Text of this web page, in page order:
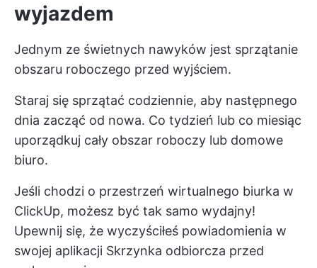
wyjazdem
Jednym ze świetnych nawyków jest sprzątanie
obszaru roboczego przed wyjściem.
Staraj się sprzątać codziennie, aby następnego
dnia zacząć od nowa. Co tydzień lub co miesiąc
uporządkuj cały obszar roboczy lub domowe
biuro.
Jeśli chodzi o przestrzeń wirtualnego biurka w
ClickUp, możesz być tak samo wydajny!
Upewnij się, że wyczyściłeś powiadomienia w
swojej aplikacji Skrzynka odbiorcza przed